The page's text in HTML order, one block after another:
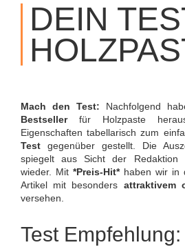
CONTENT
DEIN
Mach den Test: Nachfolgend
Bestsellerfür Holzpaste
Eigenschaften tabellarisch zum
Test gegenüber gestellt. Die
spiegelt aus Sicht der Redaktion
wieder. Mit *Preis-Hit*haben wir in
Artikel mit besonders attraktivem
versehen.
Test